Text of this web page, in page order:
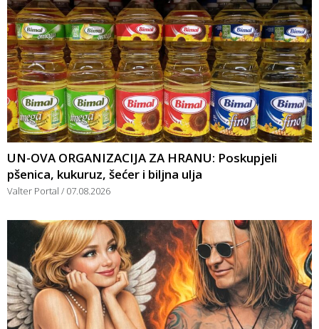
UN-OVA ORGANIZACIJA ZA HRANU: Poskupjeli
pšenica, kukuruz, šećer i biljna ulja
Valter Portal 07.08.2026